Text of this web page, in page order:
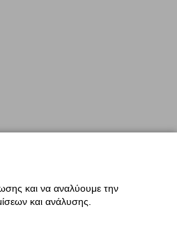
και να αναλύουμε την
και ανάλυσης.